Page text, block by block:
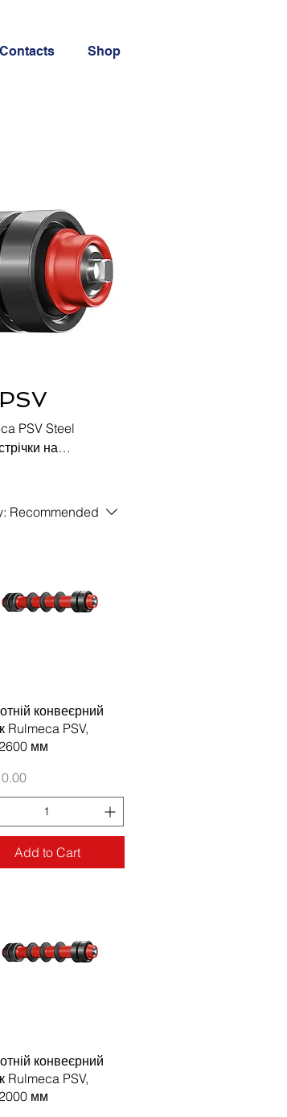
Contacts Shop
PSV Steel
на
Recommended
конвеєрний
Rulmeca PSV,
мм
Add to Cart
конвеєрний
Rulmeca PSV,
мм